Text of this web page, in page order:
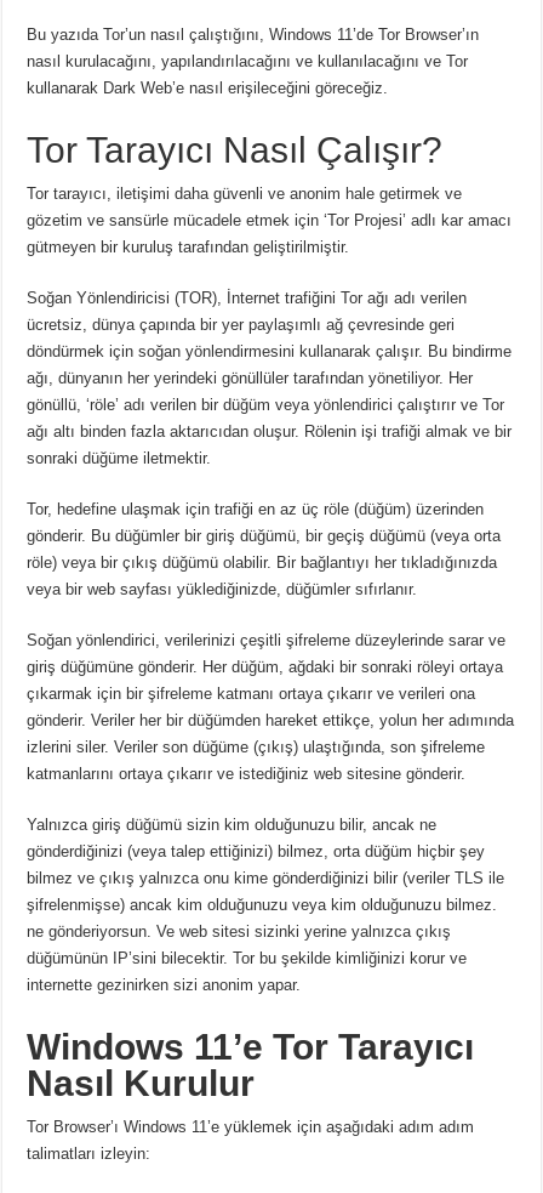
Bu yazıda Tor’un nasıl çalıştığını, Windows 11’de Tor Browser’ın
nasıl kurulacağını, yapılandırılacağını ve kullanılacağını ve Tor
kullanarak Dark Web’e nasıl erişileceğini göreceğiz.
Tor Tarayıcı Nasıl Çalışır?
Tor tarayıcı, iletişimi daha güvenli ve anonim hale getirmek ve
gözetim ve sansürle mücadele etmek için ‘Tor Projesi’ adlı kar amacı
gütmeyen bir kuruluş tarafından geliştirilmiştir.
Soğan Yönlendiricisi (TOR), İnternet trafiğini Tor ağı adı verilen
ücretsiz, dünya çapında bir yer paylaşımlı ağ çevresinde geri
döndürmek için soğan yönlendirmesini kullanarak çalışır. Bu bindirme
ağı, dünyanın her yerindeki gönüllüler tarafından yönetiliyor. Her
gönüllü, ‘röle’ adı verilen bir düğüm veya yönlendirici çalıştırır ve Tor
ağı altı binden fazla aktarıcıdan oluşur. Rölenin işi trafiği almak ve bir
sonraki düğüme iletmektir.
Tor, hedefine ulaşmak için trafiği en az üç röle (düğüm) üzerinden
gönderir. Bu düğümler bir giriş düğümü, bir geçiş düğümü (veya orta
röle) veya bir çıkış düğümü olabilir. Bir bağlantıyı her tıkladığınızda
veya bir web sayfası yüklediğinizde, düğümler sıfırlanır.
Soğan yönlendirici, verilerinizi çeşitli şifreleme düzeylerinde sarar ve
giriş düğümüne gönderir. Her düğüm, ağdaki bir sonraki röleyi ortaya
çıkarmak için bir şifreleme katmanı ortaya çıkarır ve verileri ona
gönderir.Veriler her bir düğümden hareket ettikçe, yolun her adımında
izlerini siler.Veriler son düğüme (çıkış) ulaştığında, son şifreleme
katmanlarını ortaya çıkarır ve istediğiniz web sitesine gönderir.
Yalnızca giriş düğümü sizin kim olduğunuzu bilir, ancak ne
gönderdiğinizi (veya talep ettiğinizi) bilmez, orta düğüm hiçbir şey
bilmez ve çıkış yalnızca onu kime gönderdiğinizi bilir (veriler TLS ile
şifrelenmişse) ancak kim olduğunuzu veya kim olduğunuzu bilmez.
ne gönderiyorsun.Ve web sitesi sizinki yerine yalnızca çıkış
düğümünün IP’sini bilecektir.Tor bu şekilde kimliğinizi korur ve
internette gezinirken sizi anonim yapar.
Windows 11’e Tor Tarayıcı
Nasıl Kurulur
Tor Browser’ı Windows 11’e yüklemek için aşağıdaki adım adım
talimatları izleyin: